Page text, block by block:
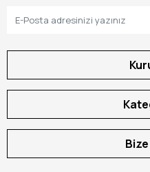
Bize